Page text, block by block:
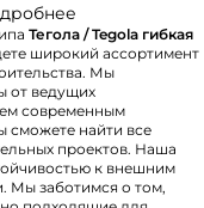
Тегола / Tegola гибкая
широкий ассортимент
Мы
от ведущих
современным
сможете найти все
проектов. Наша
к внешним
Мы заботимся о том,